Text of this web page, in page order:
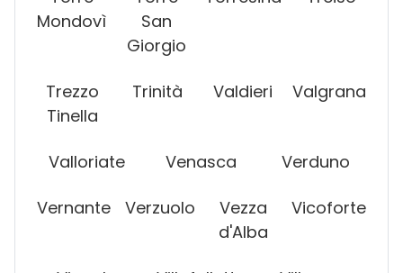
Mondovì
San
Giorgio
Trezzo
Tinella
Trinità Valdieri Valgrana
Valloriate Venasca Verduno
Vernante Verzuolo
Vezza
d'Alba
Vicoforte